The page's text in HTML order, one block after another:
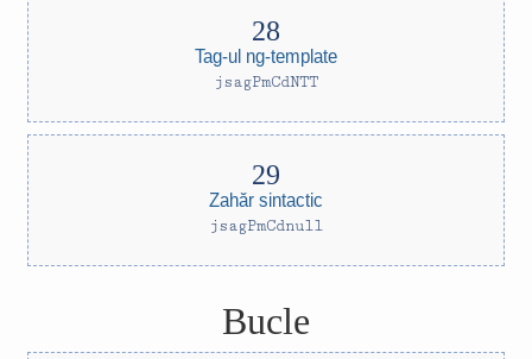
Tag-ul ng-template
jsagPmCdNTT
Zahăr sintactic
jsagPmCdnull
Bucle